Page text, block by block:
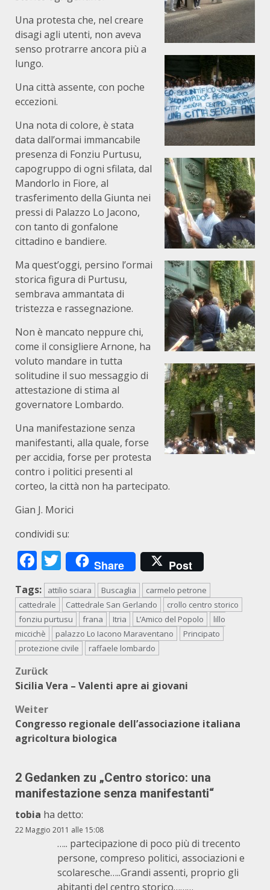
Una protesta che, nel creare
disagi agli utenti, non aveva
senso protrarre ancora più a
lungo.
Una città assente, con poche
eccezioni.
Una nota di colore, è stata
data dall’ormai immancabile
presenza di Fonziu Purtusu,
capogruppo di ogni sfilata, dal
Mandorlo in Fiore, al
trasferimento della Giunta nei
pressi di Palazzo Lo Jacono,
con tanto di gonfalone
cittadino e bandiere.
Ma quest’oggi, persino l’ormai
storica figura di Purtusu,
sembrava ammantata di
tristezza e rassegnazione.
Non è mancato neppure chi,
come il consigliere Arnone, ha
voluto mandare in tutta
solitudine il suo messaggio di
attestazione di stima al
governatore Lombardo.
Una manifestazione senza
manifestanti, alla quale, forse
per accidia, forse per protesta
contro i politici presenti al
corteo, la città non ha partecipato.
Gian J. Morici
condividi su:
Facebook
Twitter
Share Post
Tags: attilio sciara Buscaglia
carmelo petrone
cattedrale
Cattedrale San Gerlando
crollo centro storico
fonziu purtusu
frana Itria L’Amico del Popolo
lillo
miccichè
palazzo Lo Iacono Maraventano
Principato
protezione civile
raffaele lombardo
Beitragsnavigation
Zurück
Sicilia Vera – Valenti apre ai giovani
Weiter
Congresso regionale dell’associazione italiana
agricoltura biologica
2 Gedanken zu „Centro storico: una
manifestazione senza manifestanti“
tobia ha detto:
22 Maggio 2011 alle 15:08
….. partecipazione di poco più di trecento
persone, compreso politici, associazioni e
scolaresche…..Grandi assenti, proprio gli
abitanti del centro storico………